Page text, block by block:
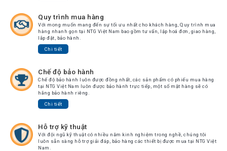
Chính
Sách
Chính
Sách
Bảo
Hành
Chính
Sách
Quy trình mua hàng
Với mong muốn mang đến sự tối ưu nhất cho khách hàng, Quy trình mua
hàng nhanh gọn tại NTG Việt Nam bao gồm tư vấn, lập hoá đơn, giao hàng,
lắp đặt, bảo hành.
Chi tiết
Chế độ bảo hành
Chế độ bảo hành luôn được đồng nhất, các sản phẩm có phiếu mua hàng
tại NTG Việt Nam luôn được bảo hành trực tiếp, một số mặt hàng sẽ có
hãng bảo hành riêng.
Chi tiết
Hỗ trợ kỹ thuật
Với đội ngũ kỹ thuật có nhiều năm kinh nghiệm trong nghề, chúng tôi
luôn sẵn sàng hỗ trợ giải đáp, bảo hàng các thiết bị được mua tại NTG Việt
Nam.